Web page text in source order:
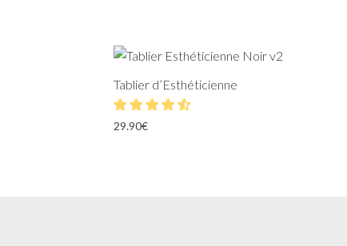
Tablier d’Esthéticienne
29.90€